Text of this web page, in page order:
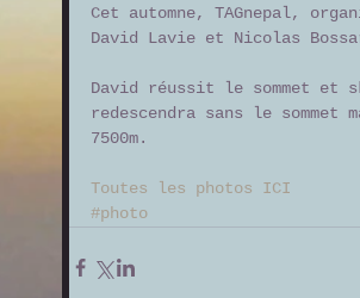
Cet automne, TAGnepal,
David Lavie et Nicolas
David réussit le sommet et
redescendra sans le
7500m.
Toutes les photos ICI
#photo